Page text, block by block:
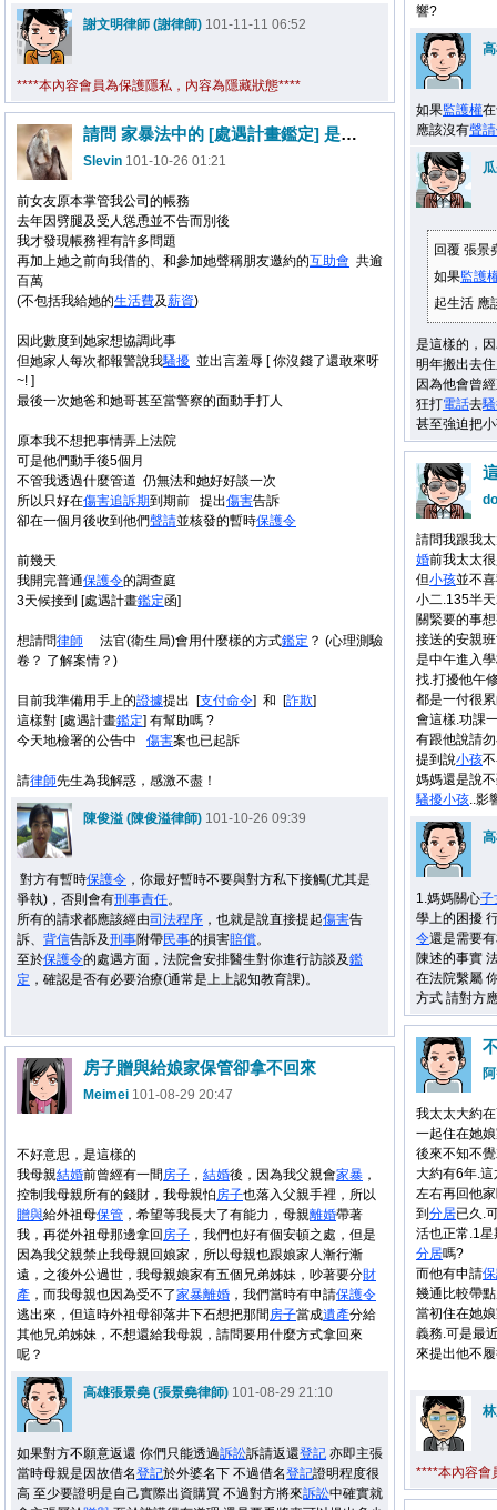
響?
如果監護權
應該沒有聲請
回覆 張景
如果監護
起生活 應
是這樣的，
明年搬出去
因為他會曾
狂打電話去
甚至強迫把
謝文明律師 (謝律師) 101-11-11 06:52
****本內容會員為保護隱私，內容為隱藏狀態****
請問 家暴法中的 [處遇計畫鑑定] 是用何種方式鑑定？
Slevin 101-10-26 01:21
前女友原本掌管我公司的帳務
去年因劈腿及受人慫恿並不告而別後
我才發現帳務裡有許多問題
再加上她之前向我借的、和參加她聲稱朋友邀約的互助會 共逾
百萬
(不包括我給她的生活費及薪資)
因此數度到她家想協調此事
但她家人每次都報警說我騷擾 並出言羞辱 [ 你沒錢了還敢來呀
~! ]
最後一次她爸和她哥甚至當警察的面動手打人
原本我不想把事情弄上法院
可是他們動手後5個月
不管我透過什麼管道 仍無法和她好好談一次
所以只好在傷害追訴期到期前 提出傷害告訴
卻在一個月後收到他們聲請並核發的暫時保護令
前幾天
我開完普通保護令的調查庭
3天候接到 [處遇計畫鑑定函]
想請問律師 法官(衛生局)會用什麼樣的方式鑑定 ？ (心理測驗
卷？ 了解案情？)
目前我準備用手上的證據提出 [支付命令] 和 [詐欺]
這樣對 [處遇計畫鑑定] 有幫助嗎 ?
今天地檢署的公告中 傷害案也已起訴
請律師先生為我解惑，感激不盡！
陳俊溢 (陳俊溢律師) 101-10-26 09:39
對方有暫時保護令 ，你最好暫時不要與對方私下接觸(尤其是
爭執)，否則會有刑事責任。
所有的請求都應該經由司法程序 ，也就是說直接提起傷害告
訴、 背信告訴及刑事附帶民事的損害賠償。
至於保護令的處遇方面，法院會安排醫生對你進行訪談及鑑
定 ，確認是否有必要治療(通常是上上認知教育課)。
請問我跟我
婚前我太太
但小孩並不
小二.135半
關緊要的事
接送的安親
是中午進入
找.打擾他午
都是一付很
會這樣.功課
有跟他說請
提到說小孩
媽媽還是說
騷擾小孩..影
1.媽媽關心子
學上的困擾
令還是需要
陳述的事實
在法院繫屬
方式 請對方
我太太大約
一起住在她
後來不知不
大約有6年.
左右再回他
到 分居已久.
活也正常.1
分居嗎?
而他有申請
幾通比較帶
當初住在她
義務.可是最
來提出他不
****本內容會
房子贈與給娘家保管卻拿不回來
Meimei 101-08-29 20:47
不好意思，是這樣的
我母親結婚前曾經有一間房子 ， 結婚後，因為我父親會家暴 ，
控制我母親所有的錢財，我母親怕房子也落入父親手裡，所以
贈與給外祖母保管 ，希望等我長大了有能力，母親離婚帶著
我，再從外祖母那邊拿回 房子 ，我們也好有個安頓之處，但是
因為我父親禁止我母親回娘家，所以母親也跟娘家人漸行漸
遠，之後外公過世，我母親娘家有五個兄弟姊妹，吵著要分財
產 ，而我母親也因為受不了家暴離婚 ，我們當時有申請保護令
逃出來，但這時外祖母卻落井下石想把那間房子當成遺產分給
其他兄弟姊妹，不想還給我母親，請問要用什麼方式拿回來
呢？
高雄張景堯 (張景堯律師) 101-08-29 21:10
如果對方不願意返還 你們只能透過訴訟訴請返還登記 亦即主張
當時母親是因故借名登記於外婆名下 不過借名登記證明程度很
高 至少要證明是自己實際出資購買 不過對方將來訴訟中確實就